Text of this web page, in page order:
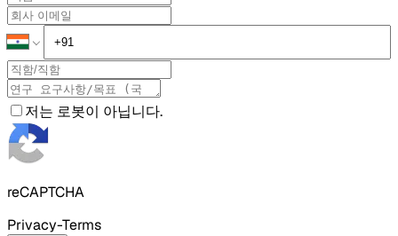
저는 로봇이 아닙니다.
reCAPTCHA
Privacy-Terms